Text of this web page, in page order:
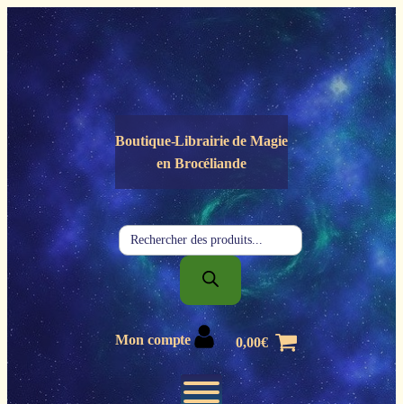
Panneau de gestion des cookies
Boutique-Librairie deMagie
en Brocéliande
Recherche
de
produits
Mon compte 0,00€